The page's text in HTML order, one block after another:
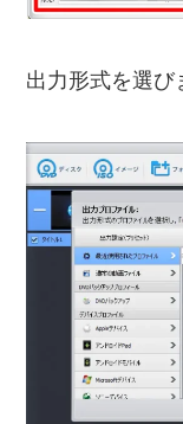
出力形式を選び